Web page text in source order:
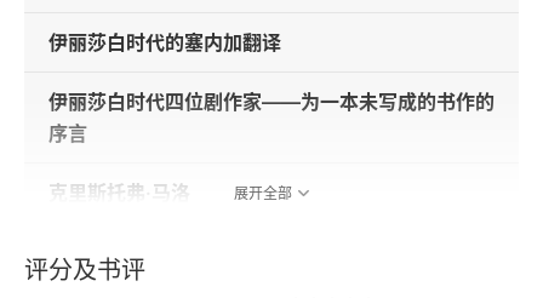
伊丽莎白时代的塞内加翻译
伊丽莎白时代四位剧作家——为一本未写成的书作的
序言
克里斯托弗·马洛
莎士比亚和塞内加的斯多葛主义
展开全部
评分及书评